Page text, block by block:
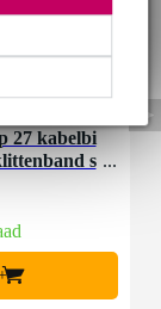
27 kabelbi
s